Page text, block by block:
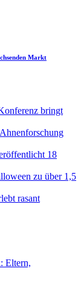
Markt
bringt
18
zu über 1,5
rasant
Eltern,